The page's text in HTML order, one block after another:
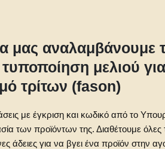
μας αναλαμβάνουμε
μελιού για
τρίτων (fason)
με έγκριση και κωδικό από το
των προϊόντων της. Διαθέτουμε όλες
άδειες για να βγει ένα προϊόν στην